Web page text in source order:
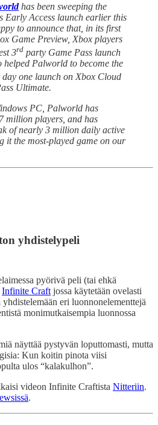
has been sweeping the
Early Access launch earlier this
to announce that, in its first
Game Preview, Xbox players
3rd party Game Pass launch
helped Palworld to become the
one launch on Xbox Cloud
Ultimate.
PC, Palworld has
million players, and has
of nearly 3 million daily active
it the most-played game on our
yhdistelypeli
pyörivä peli (tai ehkä
Infinite Craft jossa käytetään ovelasti
eri luonnonelementtejä
monimutkaisempia luonnossa
näyttää pystyvän loputtomasti, mutta
Kun koitin pinota viisi
ulos “kalakulhon”.
videon Infinite Craftista Nitteriin.
.